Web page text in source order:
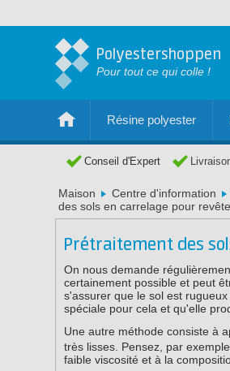
Polyestershoppen
Pour tout ce qui colle !
Résine polyester
Conseil d'Expert
Maison Centre d'information
des sols en carrelage pour
Prétraitement des
On nous demande
certainement possible et peut
s'assurer que le sol est
spéciale pour cela et qu'elle
Une autre méthode consiste à
très lisses. Pensez, par
faible viscosité et à la